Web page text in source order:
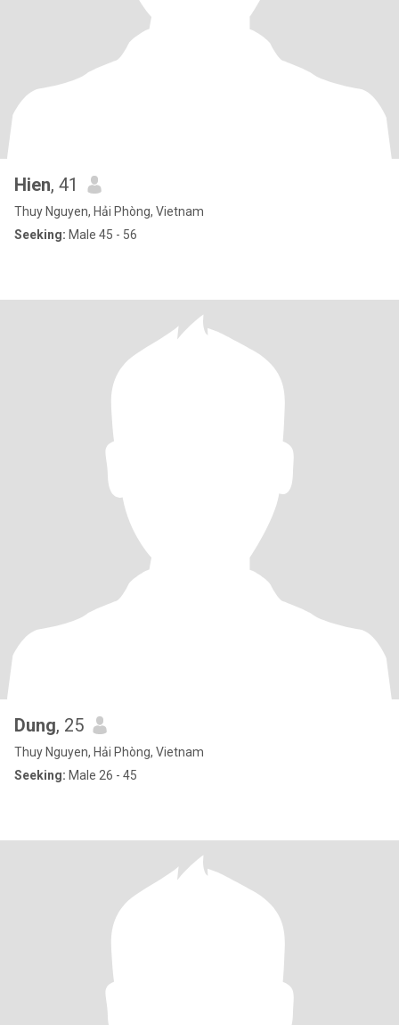
Hien, 41
Thuy Nguyen, Hải Phòng, Vietnam
Seeking: Male 45 - 56
Dung, 25
Thuy Nguyen, Hải Phòng, Vietnam
Seeking: Male 26 - 45